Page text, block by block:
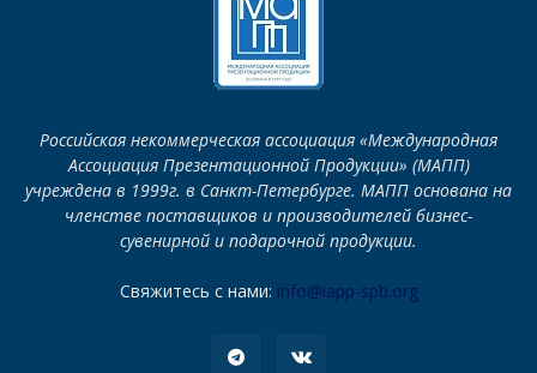
Российская некоммерческая ассоциация «Международная
Ассоциация Презентационной Продукции» (МАПП)
учреждена в 1999г. в Санкт-Петербурге. МАПП основана на
членстве поставщиков и производителей бизнес-
сувенирной и подарочной продукции.
Свяжитесь с нами: info@iapp-spb.org